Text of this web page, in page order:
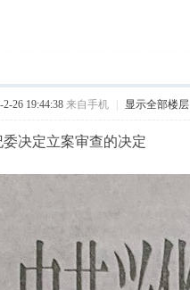
26 19:44:38 来自手机 显示全部楼层
决定立案审查的决定